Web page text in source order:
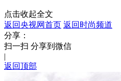
点击收起全文
返回央视网首页 返回时尚频道
分享：
扫一扫 分享到微信
|
返回顶部